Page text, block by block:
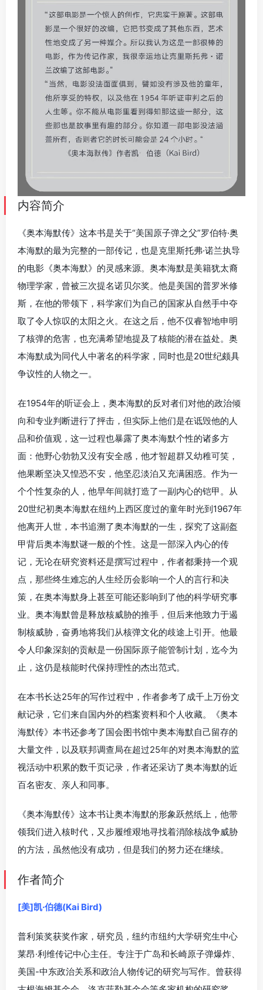
内容简介
《奥本海默传》这本书是关于“美国原子弹之父”罗伯特·奥
本海默的最为完整的一部传记，也是克里斯托弗·诺兰执导
的电影《奥本海默》的灵感来源。奥本海默是美籍犹太裔
物理学家，曾被三次提名诺贝尔奖。他是美国的普罗米修
斯，在他的带领下，科学家们为自己的国家从自然手中夺
取了令人惊叹的太阳之火。在这之后，他不仅睿智地申明
了核弹的危害，也充满希望地提及了核能的潜在益处。奥
本海默成为同代人中著名的科学家，同时也是20世纪颇具
争议性的人物之一。
在1954年的听证会上，奥本海默的反对者们对他的政治倾
向和专业判断进行了抨击，但实际上他们是在诋毁他的人
品和价值观，这一过程也暴露了奥本海默个性的诸多方
面：他野心勃勃又没有安全感，他才智超群又幼稚可笑，
他果断坚决又惶恐不安，他坚忍淡泊又充满困惑。作为一
个个性复杂的人，他早年间就打造了一副内心的铠甲。从
20世纪初奥本海默在纽约上西区度过的童年时光到1967年
他离开人世，本书追溯了奥本海默的一生，探究了这副盔
甲背后奥本海默谜一般的个性。这是一部深入内心的传
记，无论在研究资料还是撰写过程中，作者都秉持一个观
点，那些终生难忘的人生经历会影响一个人的言行和决
策，在奥本海默身上甚至可能还影响到了他的科学研究事
业。奥本海默曾是释放核威胁的推手，但后来他致力于遏
制核威胁，奋勇地将我们从核弹文化的歧途上引开。他最
令人印象深刻的贡献是一份国际原子能管制计划，迄今为
止，这仍是核能时代保持理性的杰出范式。
在本书长达25年的写作过程中，作者参考了成千上万份文
献记录，它们来自国内外的档案资料和个人收藏。《奥本
海默传》本书还参考了国会图书馆中奥本海默自己留存的
大量文件，以及联邦调查局在超过25年的对奥本海默的监
视活动中积累的数千页记录，作者还采访了奥本海默的近
百名密友、亲人和同事。
《奥本海默传》这本书让奥本海默的形象跃然纸上，他带
领我们进入核时代，又步履维艰地寻找着消除核战争威胁
的方法，虽然他没有成功，但是我们的努力还在继续。
作者简介
[美]凯·伯德(Kai Bird)
普利策奖获奖作家，研究员，纽约市纽约大学研究生中心
莱昂·利维传记中心主任。专注于广岛和长崎原子弹爆炸、
美国-中东政治关系和政治人物传记的研究与写作。曾获得